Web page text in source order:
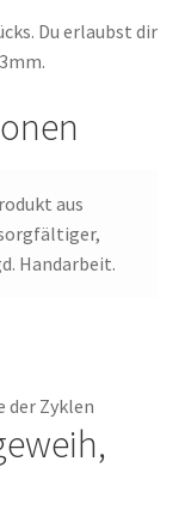
Du erlaubst dir
aus
Handarbeit.